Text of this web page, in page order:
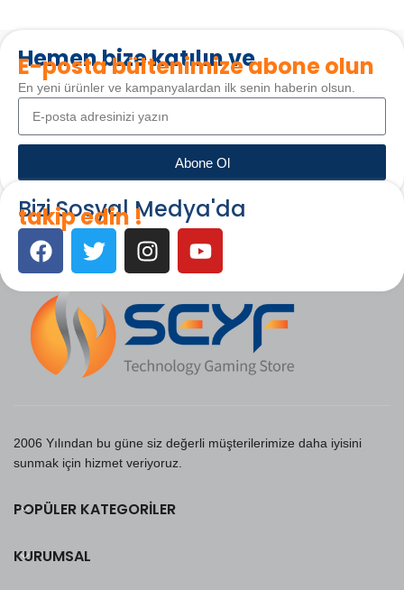
Hemen bize katılın ve
E-posta bültenimize abone olun
En yeni ürünler ve kampanyalardan ilk senin haberin olsun.
Abone Ol
Bizi Sosyal Medya'da
takip edin !
2006 Yılından bu güne siz değerli müşterilerimize daha iyisini
sunmak için hizmet veriyoruz.
POPÜLER KATEGORILER
KURUMSAL